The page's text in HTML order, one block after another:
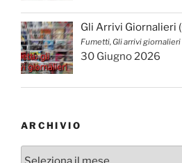
Gli Arrivi Giornalieri
Fumetti, Gli arrivi giornalieri
30 Giugno 2026
ARCHIVIO
Archivio